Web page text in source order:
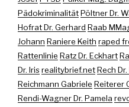
PädokriminalitätPöltner Dr.
Hofrat Dr. Gerhard Raab
Johann Raniere Keith raped
Rattenlinie Ratz Dr. Eckhart
Dr. Irisrealitybrief.netRech
Reichmann Gabriele Reiterer
Rendi-Wagner Dr. Pamela